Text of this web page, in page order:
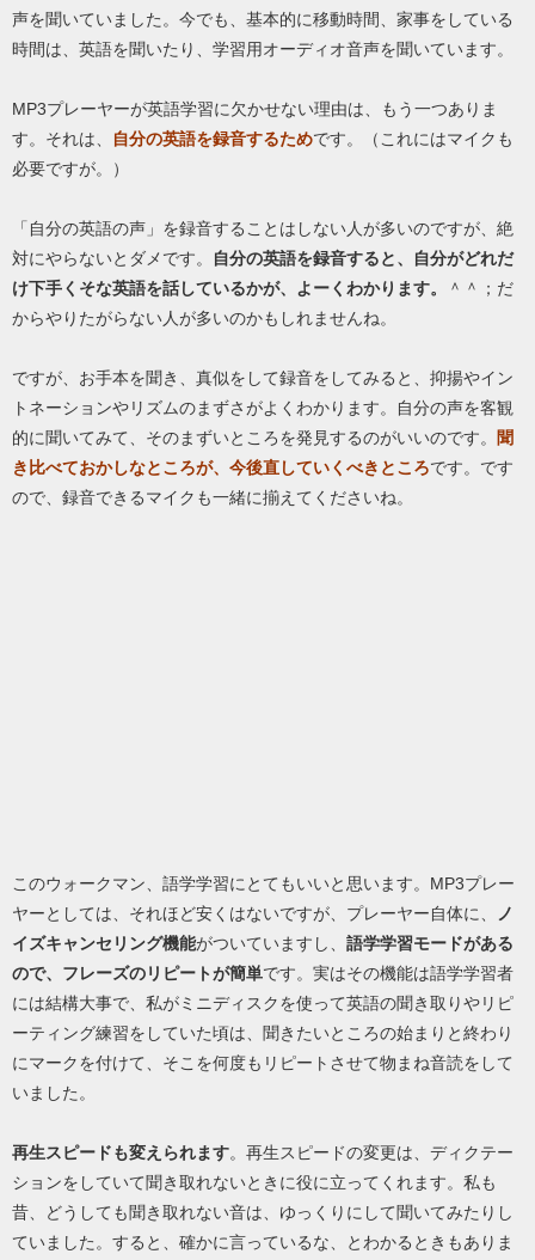
声を聞いていました。今でも、基本的に移動時間、家事をしている
時間は、英語を聞いたり、学習用オーディオ音声を聞いています。
MP3プレーヤーが英語学習に欠かせない理由は、もう一つありま
す。それは、
自分の英語を録音するためです。（これにはマイクも
必要ですが。）
「自分の英語の声」を録音することはしない人が多いのですが、絶
対にやらないとダメです。
自分の英語を録音すると、自分がどれだ
け下手くそな英語を話しているかが、よーくわかります。
＾＾；だ
からやりたがらない人が多いのかもしれませんね。
ですが、お手本を聞き、真似をして録音をしてみると、抑揚やイン
トネーションやリズムのまずさがよくわかります。自分の声を客観
的に聞いてみて、そのまずいところを発見するのがいいのです。
聞
き比べておかしなところが、今後直していくべきところです。です
ので、録音できるマイクも一緒に揃えてくださいね。
このウォークマン、語学学習にとてもいいと思います。MP3プレー
ヤーとしては、それほど安くはないですが、プレーヤー自体に、
ノ
イズキャンセリング機能がついていますし、 語学学習モードがある
ので、フレーズのリピートが簡単です。実はその機能は語学学習者
には結構大事で、私がミニディスクを使って英語の聞き取りやリピ
ーティング練習をしていた頃は、聞きたいところの始まりと終わり
にマークを付けて、そこを何度もリピートさせて物まね音読をして
いました。
再生スピードも変えられます。再生スピードの変更は、ディクテー
ションをしていて聞き取れないときに役に立ってくれます。私も
昔、どうしても聞き取れない音は、ゆっくりにして聞いてみたりし
ていました。すると、確かに言っているな、とわかるときもありま